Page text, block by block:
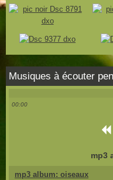
Musiques à écouter
00:00
mp3
mp3 album: oiseaux